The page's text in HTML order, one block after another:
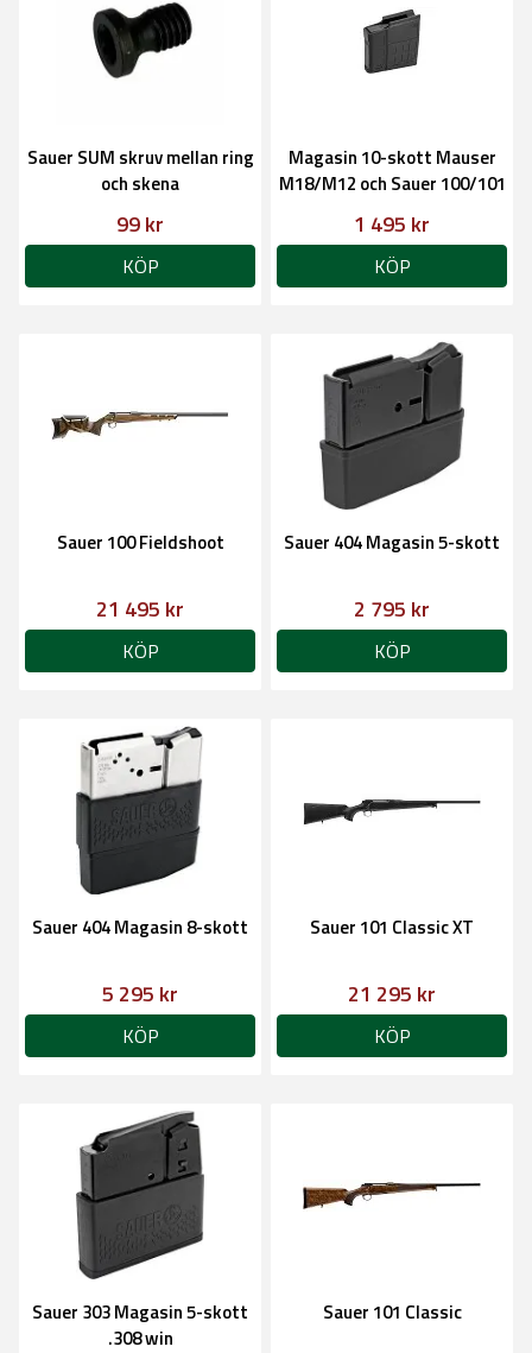
Sauer SUM skruv mellan ring
och skena
99 kr
KÖP
Magasin 10-skott Mauser
M18/M12 och Sauer 100/101
1 495 kr
KÖP
Sauer 100 Fieldshoot
21 495 kr
KÖP
Sauer 404 Magasin 5-skott
2 795 kr
KÖP
Sauer 404 Magasin 8-skott
5 295 kr
KÖP
Sauer 101 Classic XT
21 295 kr
KÖP
Sauer 303 Magasin 5-skott
.308 win
Sauer 101 Classic